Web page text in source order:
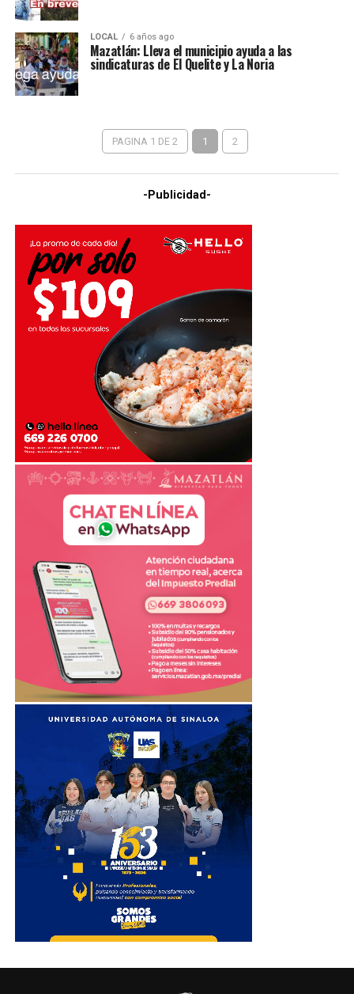
LOCAL 6 años ago
Mazatlán: Lleva el municipio ayuda a las
sindicaturas de El Quelite y La Noria
PAGINA 1 DE 2 1 2
-Publicidad-